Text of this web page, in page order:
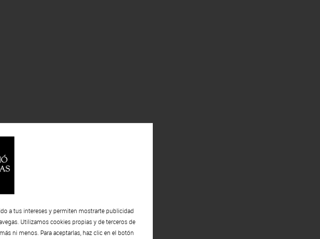
a tus intereses y permiten mostrarte publicidad
Utilizamos cookies propias y de terceros de
ni menos. Para aceptarlas, haz clic en el botón